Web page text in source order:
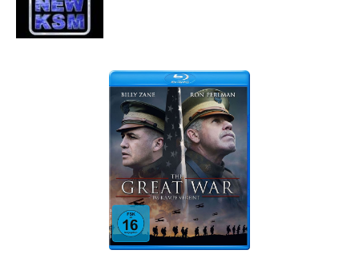
Bildergalerie überspringen